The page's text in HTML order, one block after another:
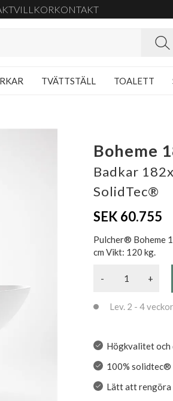
VILLKORKONTAKT
TVÄTTSTÄLL TOALETT
Boheme
Badkar
SolidTec®
SEK 60.755
Pulcher® Boheme
cm Vikt: 120 kg.
- +
Lev. 2 - 4 veckor
Högkvalitet och
100% solidtec®
Lätt att rengöra